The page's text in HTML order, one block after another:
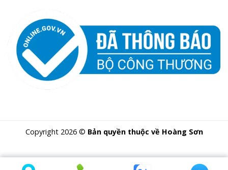
Copyright 2026 © Bản quyền thuộc về Hoàng Sơn